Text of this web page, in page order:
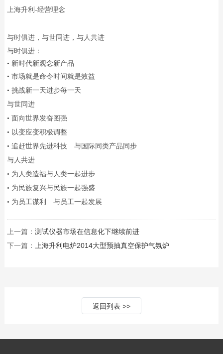
上海升利-经营理念
与时俱进，与世同进，与人共进
与时俱进：
• 新时代新观念新产品
• 市场就是命令时间就是效益
• 挑战新一天进步每一天
与世同进
• 面向世界发奋图强
• 以变应变积极调整
• 追赶世界先进科技 与国际同类产品同步
与人共进
• 为人类造福与人类一起进步
• 为民族复兴与民族一起强盛
• 为员工谋利 与员工一起发展
上一篇： 测试仪器市场在信息化下继续前进
下一篇：
上海升利电炉2014大型预抽真空保护气氛炉
返回列表 >>